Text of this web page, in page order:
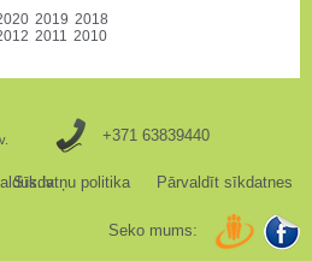
2019 2018
2011 2010
+371 63839440
Sīkdatņu politika Pārvaldīt sīkdatnes
Seko mums: